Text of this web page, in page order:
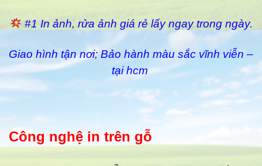
#1 In ảnh, rửa ảnh giá rẻ lấy ngay trong ngày.
Giao hình tận nơi; Bảo hành màu sắc vĩnh viễn –
tại hcm
Công nghệ in trên gỗ